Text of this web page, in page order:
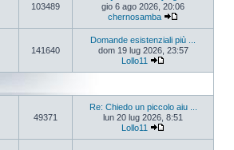
103489
gio 6 ago 2026, 20:06
chernosamba
141640
Domande esistenziali più ...
dom 19 lug 2026, 23:57
Lollo11
49371
Re: Chiedo un piccolo aiu ...
lun 20 lug 2026, 8:51
Lollo11